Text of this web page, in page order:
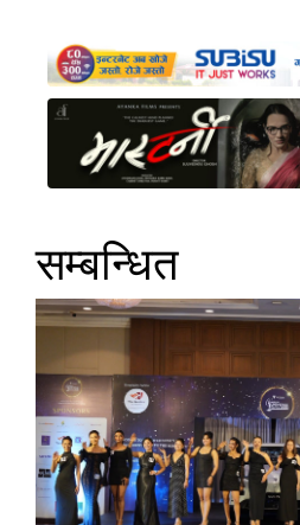
सम्बन्धित